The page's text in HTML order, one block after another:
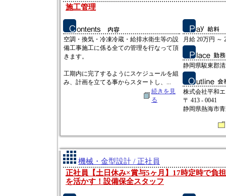
施工管理
空調・換気・冷凍冷蔵・給排水衛生等の設
備工事施工に係る全ての管理を行なって頂
きます。
工期内に完了するようにスケジュールを組
み、計画を立てる事からスタートし、...
続きを見
る
月給 20万円 ～
静岡県駿東郡
株式会社平和
〒 413 - 0041
静岡県熱海市
機械・金型設計 / 正社員
正社員【土日休み×賞与5ヶ月】17時定時で負
を活かす！設備保全スタッフ